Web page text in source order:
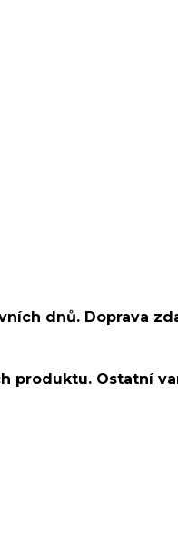
dnů. Doprava
produktu. Ostatní